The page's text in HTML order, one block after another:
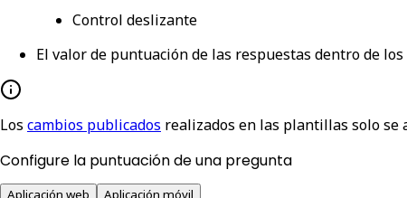
Control deslizante
El valor de puntuación de las respuestas dentro de
Los cambios publicados realizados en las plantillas solo se
Configure la puntuación de una pregunta
Aplicación web Aplicación móvil